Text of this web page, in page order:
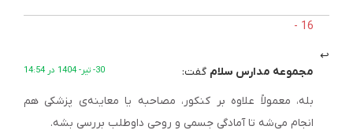
مجموعه مدارس سلام گفت: 30- تیر- 1404 در 14:54
بله، معمولاً علاوه بر کنکور، مصاحبه یا معاینه‌ی پزشکی هم
انجام می‌شه تا آمادگی جسمی و روحی داوطلب بررسی بشه.